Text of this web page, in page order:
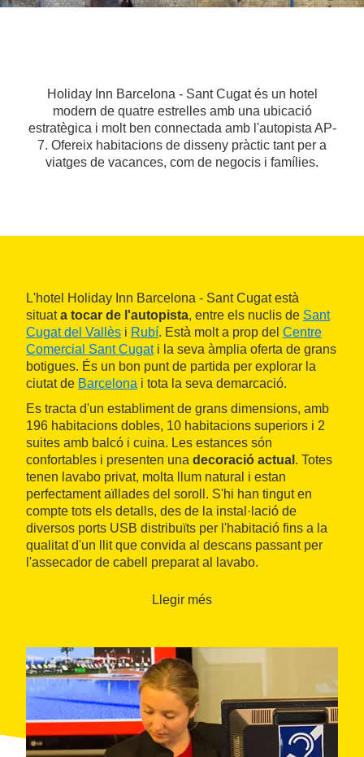
Holiday Inn Barcelona - Sant Cugat és un hotel
modern de quatre estrelles amb una ubicació
estratègica i molt ben connectada amb l'autopista AP-
7. Ofereix habitacions de disseny pràctic tant per a
viatges de vacances, com de negocis i famílies.
L'hotel Holiday Inn Barcelona - Sant Cugat està
situata tocar de l'autopista, entre els nuclis de Sant
Cugat del Vallès i Rubí. Està molt a prop del Centre
Comercial Sant Cugati la seva àmplia oferta de grans
botigues. És un bon punt de partida per explorar la
ciutat de Barcelona i tota la seva demarcació.
Es tracta d'un establiment de grans dimensions, amb
196 habitacions dobles, 10 habitacions superiors i 2
suites amb balcó i cuina. Les estances són
confortables i presenten una decoració actual . Totes
tenen lavabo privat, molta llum natural i estan
perfectament aïllades del soroll. S'hi han tingut en
compte tots els detalls, des de la instal·lació de
diversos ports USB distribuïts per l'habitació fins a la
qualitat d'un llit que convida al descans passant per
l'assecador de cabell preparat al lavabo.
amb punts de càrrega per a vehicles híbrids. Pel que
Com en tots els Hoilday Inn, els nens de fins a disset
anys s'allotgen i mengen de franc. Les instal·lacions
es completen amb un Open Lobby, un espai on
treballar i on també hi ha bar i cafè per emportar les
24 hores. També hi ha sales de reunions i gimnàs.
Llegir més